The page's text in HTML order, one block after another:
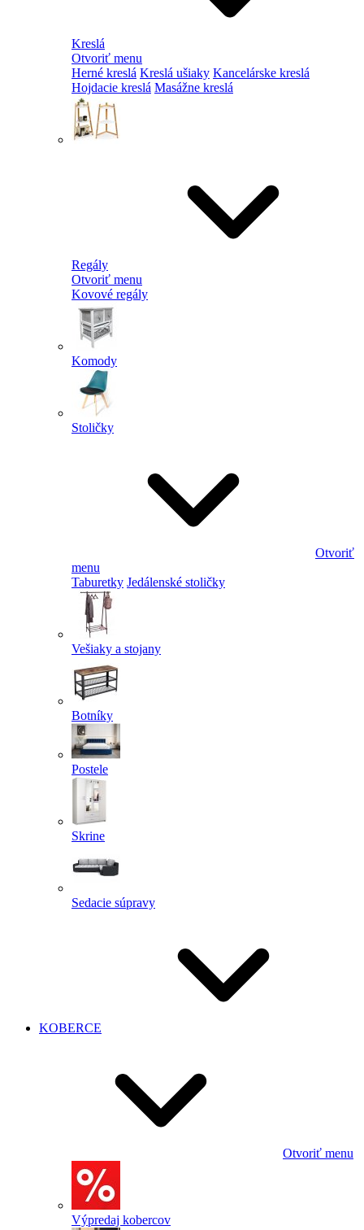
Kreslá
Otvoriť menu
Herné kreslá Kreslá ušiaky Kancelárske kreslá
Hojdacie kreslá Masážne kreslá
Regály
Otvoriť menu
Kovové regály
Komody
Stoličky
Otvoriť
menu
Taburetky Jedálenské stoličky
Vešiaky a stojany
Botníky
Postele
Skrine
Sedacie súpravy
KOBERCE
Otvoriť menu
Výpredaj kobercov